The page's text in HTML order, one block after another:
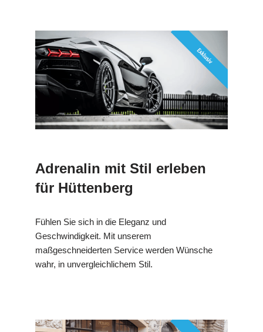
Adrenalin mit Stil erleben
für Hüttenberg
Fühlen Sie sich in die Eleganz und
Geschwindigkeit. Mit unserem
maßgeschneiderten Service werden Wünsche
wahr, in unvergleichlichem Stil.